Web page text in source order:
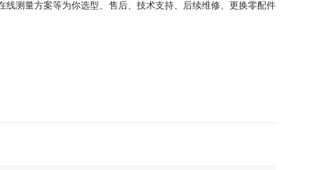
测量方案等为你选型、售后、技术支持、后续维修、更换零配件